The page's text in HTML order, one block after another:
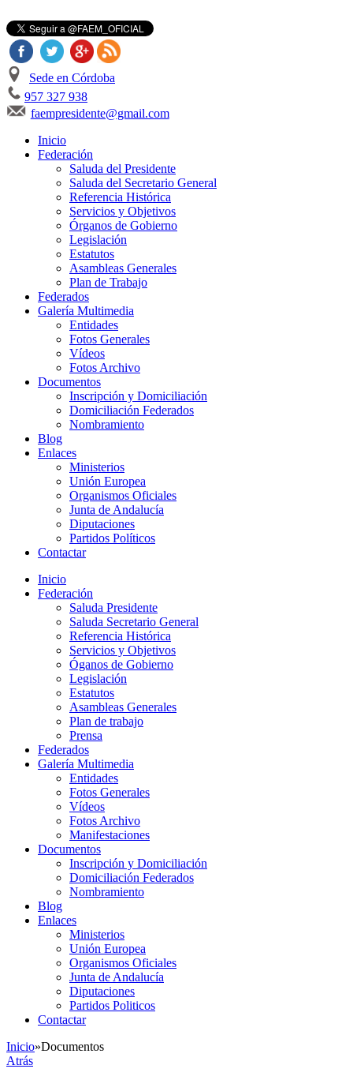
Sede en Córdoba
957 327 938
faempresidente@gmail.com
Inicio
Federación
Saluda del Presidente
Saluda del Secretario General
Referencia Histórica
Servicios y Objetivos
Órganos de Gobierno
Legislación
Estatutos
Asambleas Generales
Plan de Trabajo
Federados
Galería Multimedia
Entidades
Fotos Generales
Vídeos
Fotos Archivo
Documentos
Inscripción y Domiciliación
Domiciliación Federados
Nombramiento
Blog
Enlaces
Ministerios
Unión Europea
Organismos Oficiales
Junta de Andalucía
Diputaciones
Partidos Políticos
Contactar
Inicio
Federación
Saluda Presidente
Saluda Secretario General
Referencia Histórica
Servicios y Objetivos
Óganos de Gobierno
Legislación
Estatutos
Asambleas Generales
Plan de trabajo
Prensa
Federados
Galería Multimedia
Entidades
Fotos Generales
Vídeos
Fotos Archivo
Manifestaciones
Documentos
Inscripción y Domiciliación
Domiciliación Federados
Nombramiento
Blog
Enlaces
Ministerios
Unión Europea
Organismos Oficiales
Junta de Andalucía
Diputaciones
Partidos Politicos
Contactar
Inicio»Documentos
Atrás